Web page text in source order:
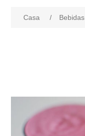
Casa / Bebidas